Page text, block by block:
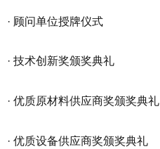
· 顾问单位授牌仪式
· 技术创新奖颁奖典礼
· 优质原材料供应商奖颁奖典礼
· 优质设备供应商奖颁奖典礼